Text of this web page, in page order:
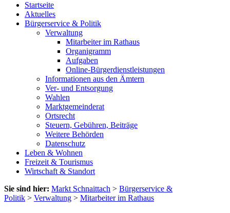
Startseite
Aktuelles
Bürgerservice & Politik
Verwaltung
Mitarbeiter im Rathaus
Organigramm
Aufgaben
Online-Bürgerdienstleistungen
Informationen aus den Ämtern
Ver- und Entsorgung
Wahlen
Marktgemeinderat
Ortsrecht
Steuern, Gebühren, Beiträge
Weitere Behörden
Datenschutz
Leben & Wohnen
Freizeit & Tourismus
Wirtschaft & Standort
Sie sind hier: Markt Schnaittach > Bürgerservice &
Politik > Verwaltung > Mitarbeiter im Rathaus